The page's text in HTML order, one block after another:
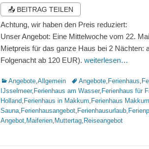
📤 BEITRAG TEILEN
Achtung, wir haben den Preis reduziert:
Unser Angebot: Eine Mittelwoche vom 22.
Mietpreis für das ganze Haus bei 2 Nächten:
Folgenacht ab 120 EUR). weiterlesen…
Kategorien
Angebote,Allgemein Schlagworte
Angebote, Ferienhaus,
IJsselmeer, Ferienhaus am Wasser, Ferienhaus für
Holland, Ferienhaus in Makkum, Ferienhaus Makkum
Sauna, Ferienhausangebot, Ferienhausurlaub,
Angebot, Maiferien, Muttertag, Reiseangebot